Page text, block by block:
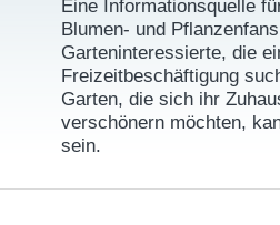
Eine Informationsquelle
Blumen- und
Garteninteressierte, die
Freizeitbeschäftigung
Garten, die sich ihr
verschönern möchten,
sein.